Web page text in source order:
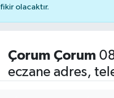
fikir olacaktır.
Çorum Çorum
eczane adres,